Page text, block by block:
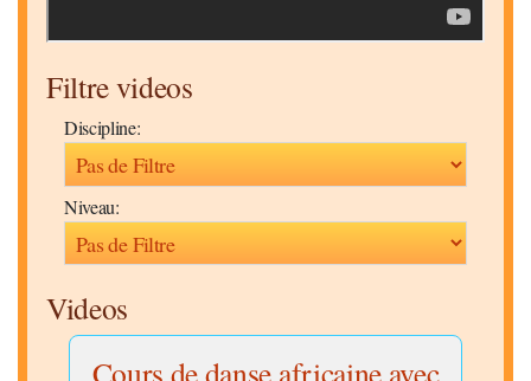
Filtre videos
Discipline:
Niveau:
Videos
Cours de danse africaine avec